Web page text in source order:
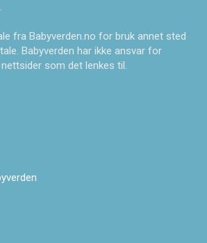
fra Babyverden.no for bruk annet sted
Babyverden har ikke ansvar for
som det lenkes til.